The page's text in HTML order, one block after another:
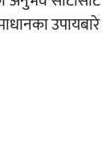
उपायबारे